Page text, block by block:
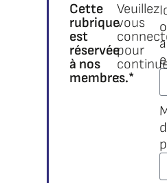
Cette
rubrique
est
réservée
à nos
membres.*
Veuillez
vous
pour
: